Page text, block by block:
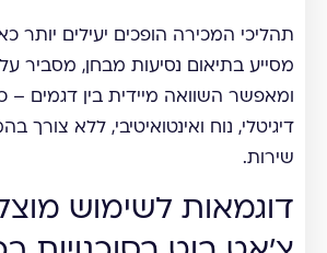
תהליכי המכירה הופכים יעילים יותר
מסייע בתיאום נסיעות מבחן, מסביר על
ומאפשר השוואה מיידית בין דגמים –
דיגיטלי, נוח ואינטואיטיבי, ללא צורך
שירות.
דוגמאות לשימוש